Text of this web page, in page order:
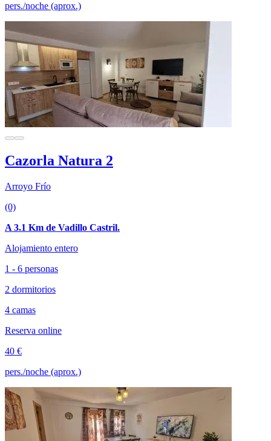
pers./noche (aprox.)
Cazorla Natura 2
Arroyo Frío
(0)
A 3.1 Km de Vadillo Castril.
Alojamiento entero
1 - 6 personas
2 dormitorios
4 camas
Reserva online
40 €
pers./noche (aprox.)